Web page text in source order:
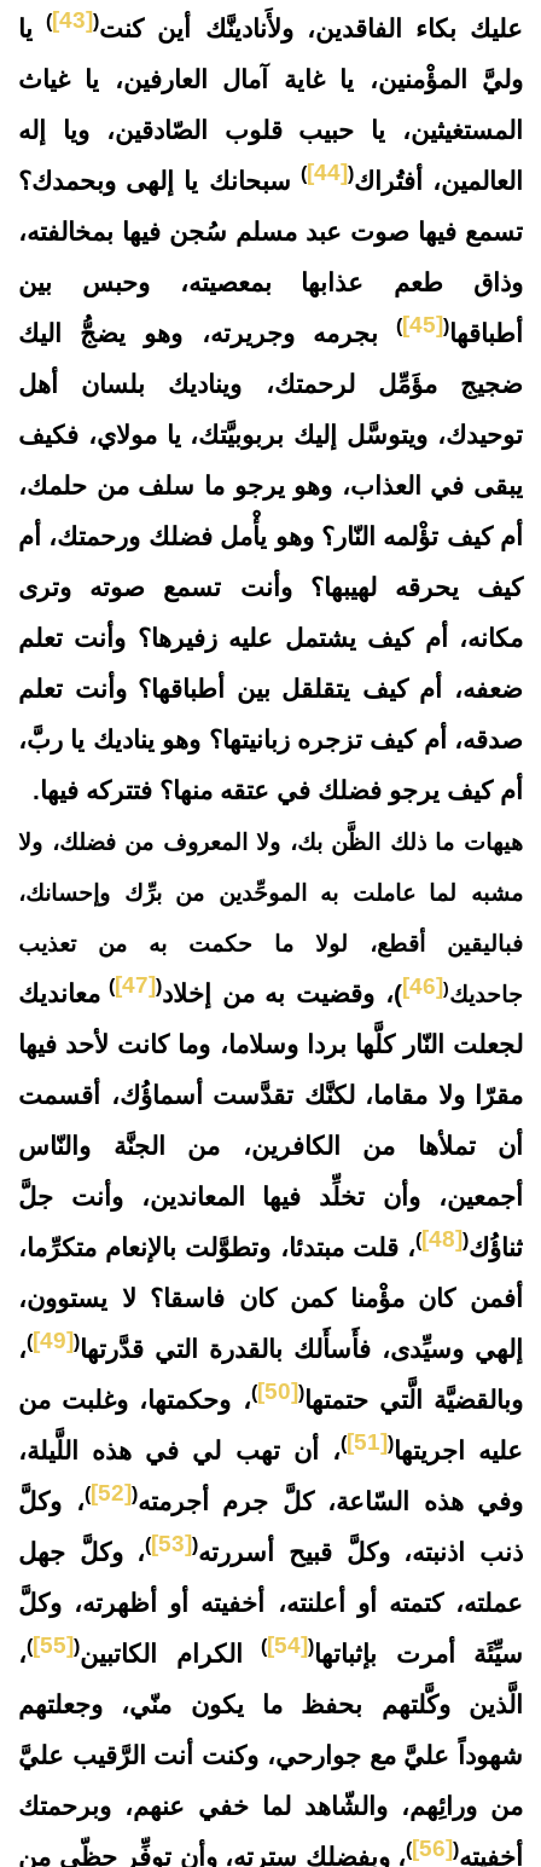
عليك بكاء الفاقدين، ولأَنادينَّك أين كنت(
[43]
)يا
وليَّ المؤْمنين، يا غاية آمال العارفين، يا غياث
المستغيثين، يا حبيب قلوب الصّادقين، ويا إله
العالمين، أفتُراك(
[44]
) سبحانك يا إلهى وبحمدك؟
تسمع فيها صوت عبد مسلم سُجن فيها بمخالفته،
وذاق طعم عذابها بمعصيته، وحبس بين
أطباقها(
[45]
)
بجرمه وجريرته، وهو يضجُّ اليك
ضجيج مؤَمِّل لرحمتك، ويناديك بلسان أهل
توحيدك، ويتوسَّل إليك بربوبيَّتك، يا مولاي، فكيف
يبقى في العذاب، وهو يرجو ما سلف من حلمك،
أم كيف تؤْلمه النّار؟ وهو يأْمل فضلك ورحمتك، أم
كيف يحرقه لهيبها؟ وأنت تسمع صوته وترى
مكانه، أم كيف يشتمل عليه زفيرها؟ وأنت تعلم
ضعفه، أم كيف يتقلقل بين أطباقها؟ وأنت تعلم
صدقه، أم كيف تزجره زبانيتها؟ وهو يناديك يا ربَّ،
أم كيف يرجو فضلك في عتقه منها؟ فتتركه فيها.
هيهات ما ذلك الظَّن بك، ولا المعروف من فضلك، ولا
مشبه لما عاملت به الموحِّدين من برِّك وإحسانك،
فباليقين أقطع، لولا ما حكمت به من تعذيب
جاحديك(
[46])، وقضيت به من إخلاد(
[47]
) معانديك
لجعلت النّار كلَّها بردا وسلاما، وما كانت لأحد فيها
مقرّا ولا مقاما، لكنَّك تقدَّست أسماؤُك، أقسمت
أن تملأها من الكافرين، من الجنَّة والنّاس
أجمعين، وأن تخلِّد فيها المعاندين، وأنت جلَّ
ثناؤُك(
[48]
)، قلت مبتدئا، وتطوَّلت بالإنعام متكرِّما،
أفمن كان مؤْمنا كمن كان فاسقا؟ لا يستوون،
إلهي وسيِّدى، فأَسأَلك بالقدرة التي قدَّرتها(
[49]
)،
وبالقضيَّة الَّتي حتمتها(
[50]
)، وحكمتها، وغلبت من
عليه اجريتها(
[51]
)، أن تهب لي في هذه اللَّيلة،
وفي هذه السّاعة، كلَّ جرم أجرمته(
[52]
)، وكلَّ
ذنب اذنبته، وكلَّ قبيح أسررته(
[53]
)، وكلَّ جهل
عملته، كتمته أو أعلنته، أخفيته أو أظهرته، وكلَّ
سيِّئَة أمرت بإثباتها(
[54]
) الكرام الكاتبين(
[55]
)،
الَّذين وكَّلتهم بحفظ ما يكون منّي، وجعلتهم
شهوداً عليَّ مع جوارحي، وكنت أنت الرَّقيب عليَّ
من ورائِهم، والشّاهد لما خفي عنهم، وبرحمتك
أخفيته(
[56]
)، وبفضلك سترته، وأن توفِّر حظّي من